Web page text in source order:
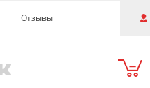
Отзывы